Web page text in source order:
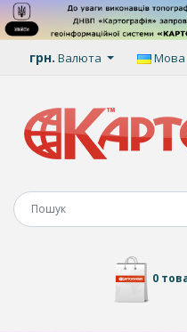
грн. Валюта Мова
0